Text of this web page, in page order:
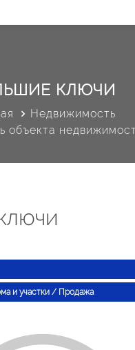
КЛЮЧИ
Недвижимость
объекта
и участки / Продажа